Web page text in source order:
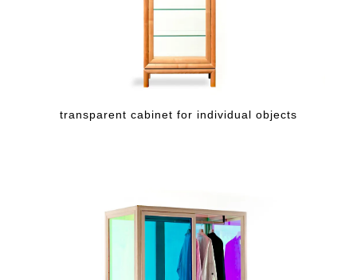
transparent cabinet for individual objects